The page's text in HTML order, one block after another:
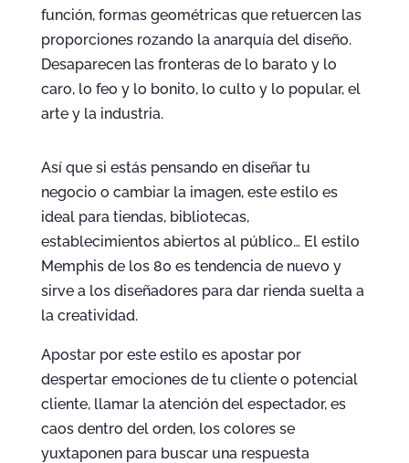
función, formas geométricas que retuercen las
proporciones rozando la anarquía del diseño.
Desaparecen las fronteras de lo barato y lo
caro, lo feo y lo bonito, lo culto y lo popular, el
arte y la industria.
Así que si estás pensando en diseñar tu
negocio o cambiar la imagen, este estilo es
ideal para tiendas, bibliotecas,
establecimientos abiertos al público… El estilo
Memphis de los 80 es tendencia de nuevo y
sirve a los diseñadores para dar rienda suelta a
la creatividad.
Apostar por este estilo es apostar por
despertar emociones de tu cliente o potencial
cliente, llamar la atención del espectador, es
caos dentro del orden, los colores se
yuxtaponen para buscar una respuesta